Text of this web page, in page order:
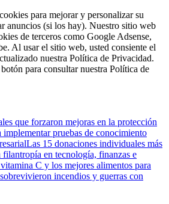
para mejorar y personalizar su
anuncios (si los hay). Nuestro sitio web
de terceros como Google Adsense,
Al usar el sitio web, usted consiente el
nuestra Política de Privacidad.
para consultar nuestra Política de
que forzaron mejoras en la protección
implementar pruebas de conocimiento
Las 15 donaciones individuales más
en tecnología, finanzas e
C y los mejores alimentos para
incendios y guerras con